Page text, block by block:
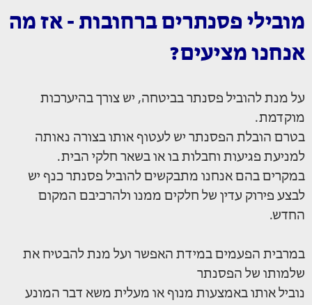
מובילי פסנתרים ברחובות - אז מה
אנחנו מציעים?
על מנת להוביל פסנתר בביטחה, יש צורך בהיערכות
מוקדמת.
בטרם הובלת הפסנתר יש לעטוף אותו בצורה נאותה
למניעת פגיעות וחבלות בו או בשאר חלקי הבית.
במקרים בהם אנחנו מתבקשים להוביל פסנתר כנף יש
לבצע פירוק עדין של חלקים ממנו ולהרכיבם המקום
החדש.
במרבית הפעמים במידת האפשר ועל מנת להבטיח את
שלמותו של הפסנתר
נוביל אותו באמצעות מנוף או מעלית משא דבר המונע